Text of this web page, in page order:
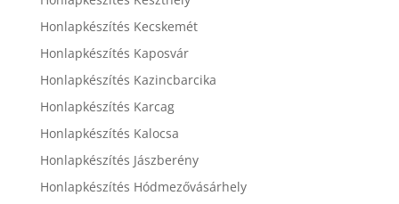
Honlapkészítés Kecskemét
Honlapkészítés Kaposvár
Honlapkészítés Kazincbarcika
Honlapkészítés Karcag
Honlapkészítés Kalocsa
Honlapkészítés Jászberény
Honlapkészítés Hódmezővásárhely